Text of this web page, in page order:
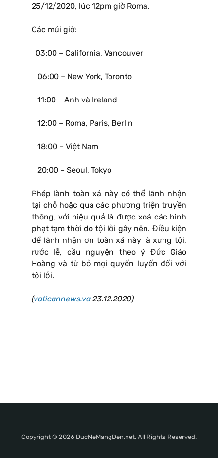
25/12/2020, lúc 12pm giờ Roma.
Các múi giờ:
03:00 – California, Vancouver
06:00 – New York, Toronto
11:00 – Anh và Ireland
12:00 – Roma, Paris, Berlin
18:00 – Việt Nam
20:00 – Seoul, Tokyo
Phép lành toàn xá này có thể lãnh nhận
tại chỗ hoặc qua các phương triện truyền
thông, với hiệu quả là được xoá các hình
phạt tạm thời do tội lỗi gây nên. Điều kiện
để lãnh nhận ơn toàn xá này là xưng tội,
rước lễ, cầu nguyện theo ý Đức Giáo
Hoàng và từ bỏ mọi quyến luyến đối với
tội lỗi.
(vaticannews.va 23.12.2020)
Copyright © 2026 DucMeMangDen.net. All Rights Reserved.